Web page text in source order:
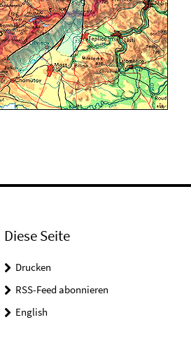
Diese Seite
Drucken
RSS-Feed abonnieren
English